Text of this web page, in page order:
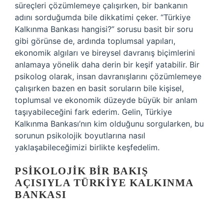
süreçleri çözümlemeye çalışırken, bir bankanın
adını sorduğumda bile dikkatimi çeker. “Türkiye
Kalkınma Bankası hangisi?” sorusu basit bir soru
gibi görünse de, ardında toplumsal yapıları,
ekonomik algıları ve bireysel davranış biçimlerini
anlamaya yönelik daha derin bir keşif yatabilir. Bir
psikolog olarak, insan davranışlarını çözümlemeye
çalışırken bazen en basit soruların bile kişisel,
toplumsal ve ekonomik düzeyde büyük bir anlam
taşıyabileceğini fark ederim. Gelin, Türkiye
Kalkınma Bankası’nın kim olduğunu sorgularken, bu
sorunun psikolojik boyutlarına nasıl
yaklaşabileceğimizi birlikte keşfedelim.
PSIKOLOJIK BIR BAKIŞ
AÇISIYLA TÜRKIYE KALKINMA
BANKASI